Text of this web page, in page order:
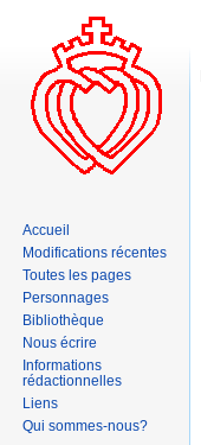
Accueil
Modifications récentes
Toutes les pages
Personnages
Bibliothèque
Nous écrire
Informations
rédactionnelles
Liens
Qui sommes-nous?